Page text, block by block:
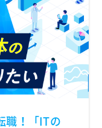
職！「ITの